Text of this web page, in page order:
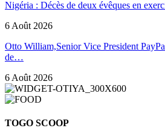
Nigéria : Décès de deux évêques en
6 Août 2026
Otto William,Senior Vice President
de…
6 Août 2026
TOGO SCOOP